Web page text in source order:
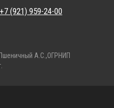
+7 (921) 959-24-00
А.С.,ОГРНИП